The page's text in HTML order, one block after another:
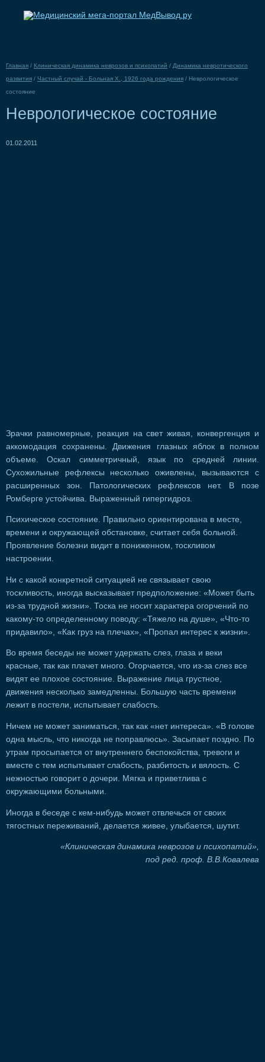
Главная / Клиническая динамика неврозов и психопатий / Динамика невротического
развития / Частный случай - Больная X., 1926 года рождения / Неврологическое
состояние
Неврологическое состояние
01.02.2011
Зрачки равномерные, реакция на свет живая, конвергенция и
аккомодация сохранены. Движения глазных яблок в полном
объеме. Оскал симметричный, язык по средней линии.
Сухожильные рефлексы несколько оживлены, вызываются с
расширенных зон. Патологических рефлексов нет. В позе
Ромберге устойчива. Выраженный гипергидроз.
Психическое состояние. Правильно ориентирована в месте,
времени и окружающей обстановке, считает себя больной.
Проявление болезни видит в пониженном, тоскливом
настроении.
Ни с какой конкретной ситуацией не связывает свою
тоскливость, иногда высказывает предположение: «Может быть
из-за трудной жизни». Тоска не носит характера огорчений по
какому-то определенному поводу: «Тяжело на душе», «Что-то
придавило», «Как груз на плечах», «Пропал интерес к жизни».
Во время беседы не может удержать слез, глаза и веки
красные, так как плачет много. Огорчается, что из-за слез все
видят ее плохое состояние. Выражение лица грустное,
движения несколько замедленны. Большую часть времени
лежит в постели, испытывает слабость.
Ничем не может заниматься, так как «нет интереса». «В голове
одна мысль, что никогда не поправлюсь». Засыпает поздно. По
утрам просыпается от внутреннего беспокойства, тревоги и
вместе с тем испытывает слабость, разбитость и вялость. С
нежностью говорит о дочери. Мягка и приветлива с
окружающими больными.
Иногда в беседе с кем-нибудь может отвлечься от своих
тягостных переживаний, делается живее, улыбается, шутит.
«Клиническая динамика неврозов и психопатий»,
под ред. проф. В.В.Ковалева